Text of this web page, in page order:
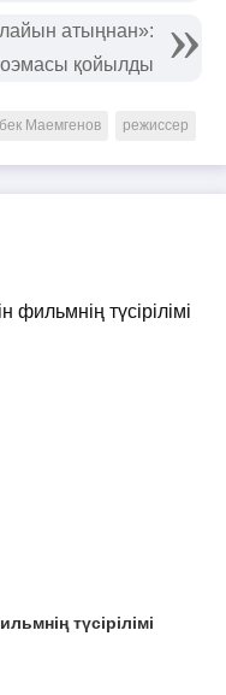
атыңнан»:
қойылды
Маемгенов режиссер
түсірілімі